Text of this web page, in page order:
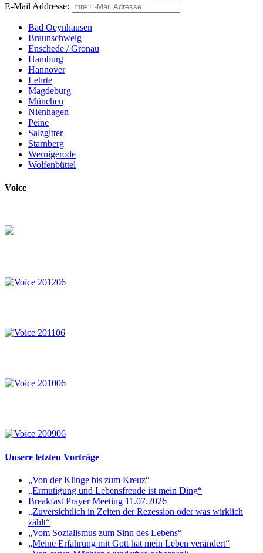
E-Mail Addresse:
Bad Oeynhausen
Braunschweig
Enschede / Gronau
Hamburg
Hannover
Lehrte
Magdeburg
München
Nienhagen
Peine
Salzgitter
Starnberg
Wernigerode
Wolfenbüttel
Voice
Unsere letzten Vorträge
„Von der Klinge bis zum Kreuz“
„Ermutigung und Lebensfreude ist mein Ding“
Breakfast Prayer Meeting 11.07.2026
„Zuversichtlich in Zeiten der Rezession oder was wirklich
zählt“
„Vom Sozialismus zum Sinn des Lebens“
„Meine Erfahrung mit Gott hat mein Leben verändert“